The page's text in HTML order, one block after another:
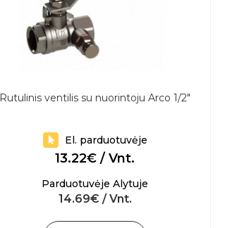
Rutulinis ventilis su nuorintoju Arco 1/2"
El. parduotuvėje
13.22€ / Vnt.
Parduotuvėje Alytuje
14.69€ / Vnt.